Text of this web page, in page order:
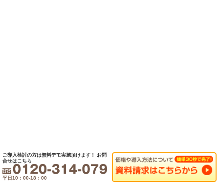
ご導入検討の方は無料デモ実施頂けます！
お問
合せはこちら
平日10：00-18：00